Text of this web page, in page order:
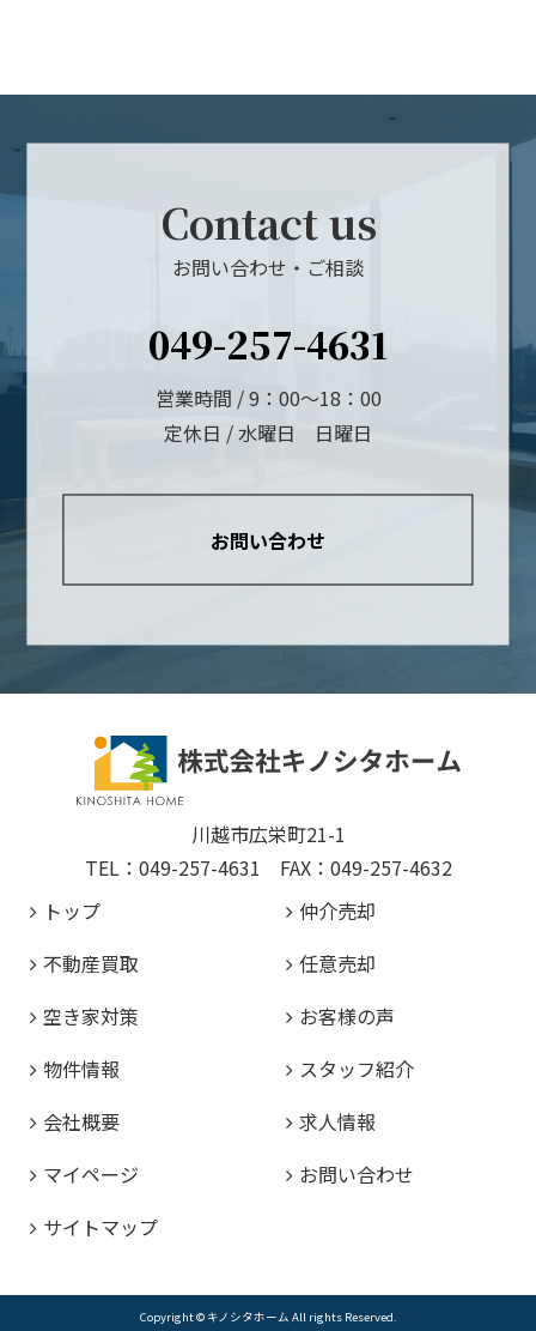
Contact us
お問い合わせ・ご相談
049-257-4631
営業時間 / 9：00～18：00
定休日 / 水曜日 日曜日
お問い合わせ
川越市広栄町21-1
TEL：049-257-4631 FAX：049-257-4632
トップ
仲介売却
不動産買取
任意売却
空き家対策
お客様の声
物件情報
スタッフ紹介
会社概要
求人情報
マイページ
お問い合わせ
サイトマップ
Copyright © キノシタホーム All rights Reserved.